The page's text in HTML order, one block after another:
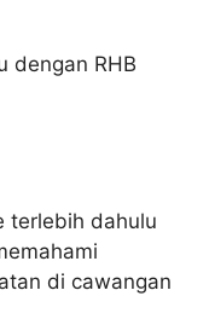
dengan RHB
terlebih dahulu
di cawangan